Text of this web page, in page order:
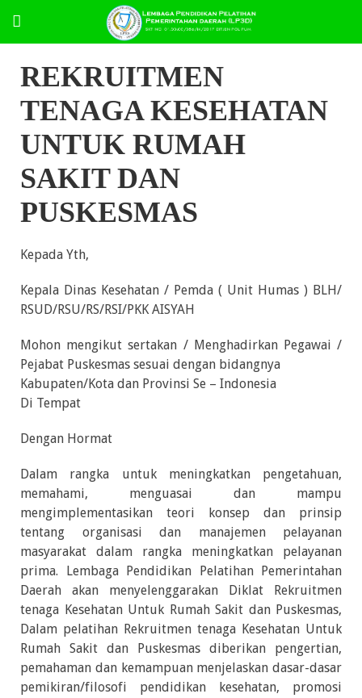
REKRUITMEN
TENAGA KESEHATAN
UNTUK RUMAH
SAKIT DAN
PUSKESMAS
Kepada Yth,
Kepala Dinas Kesehatan / Pemda ( Unit Humas ) BLH/
RSUD/RSU/RS/RSI/PKK AISYAH
Mohon mengikut sertakan / Menghadirkan Pegawai /
Pejabat Puskesmas sesuai dengan bidangnya
Kabupaten/Kota dan Provinsi Se – Indonesia
Di Tempat
Dengan Hormat
Dalam rangka untuk meningkatkan pengetahuan,
memahami, menguasai dan mampu
mengimplementasikan teori konsep dan prinsip
tentang organisasi dan manajemen pelayanan
masyarakat dalam rangka meningkatkan pelayanan
prima. Lembaga Pendidikan Pelatihan Pemerintahan
Daerah akan menyelenggarakan Diklat Rekruitmen
tenaga Kesehatan Untuk Rumah Sakit dan Puskesmas,
Dalam pelatihan Rekruitmen tenaga Kesehatan Untuk
Rumah Sakit dan Puskesmas diberikan pengertian,
pemahaman dan kemampuan menjelaskan dasar-dasar
pemikiran/filosofi pendidikan kesehatan, promosi